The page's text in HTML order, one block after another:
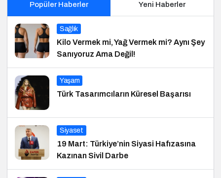
Popüler Haberler Yeni Haberler
Sağlık
Kilo Vermek mi, Yağ Vermek mi? Aynı Şey
Sanıyoruz Ama Değil!
Yaşam
Türk Tasarımcıların Küresel Başarısı
Siyaset
19 Mart: Türkiye’nin Siyasi Hafızasına
Kazınan Sivil Darbe